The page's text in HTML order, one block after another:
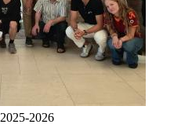
2025-2026